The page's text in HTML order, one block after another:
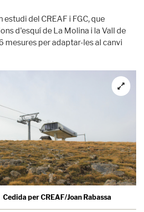
estudi del CREAF i FGC, que
d'esquí de La Molina i la Vall de
mesures per adaptar-les al canvi
Cedida per CREAF/Joan Rabassa